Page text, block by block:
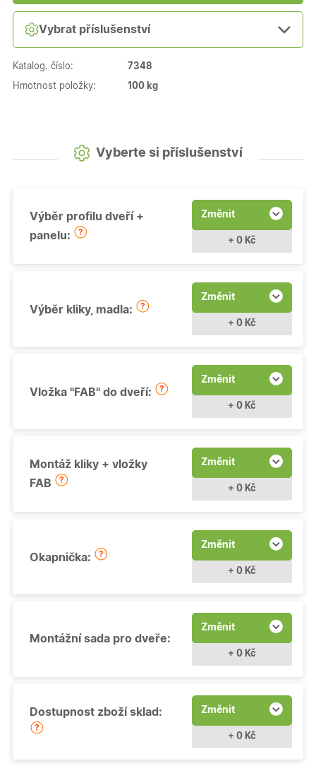
Vybrat příslušenství
Katalog. číslo: 7348
Hmotnost položky: 100 kg
Vyberte si příslušenství
Výběr profilu dveří +
panelu:
Změnit
+ 0 Kč
Výběr kliky, madla:
Změnit
+ 0 Kč
Vložka "FAB" do dveří:
Změnit
+ 0 Kč
Montáž kliky + vložky
FAB
Změnit
+ 0 Kč
Okapnička:
Změnit
+ 0 Kč
Montážní sada pro dveře:
Změnit
+ 0 Kč
Dostupnost zboží sklad: Změnit
+ 0 Kč